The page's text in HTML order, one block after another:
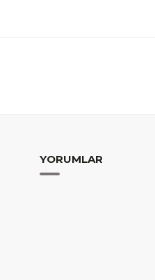
YORUMLAR